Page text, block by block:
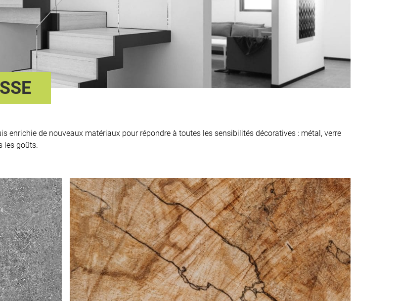
enrichie de nouveaux matériaux pour répondre à toutes les sensibilités décoratives : métal, verre
les goûts.